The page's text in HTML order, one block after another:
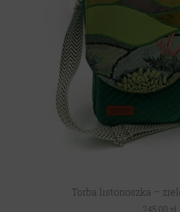
Torba listonoszka –
245,00 zł